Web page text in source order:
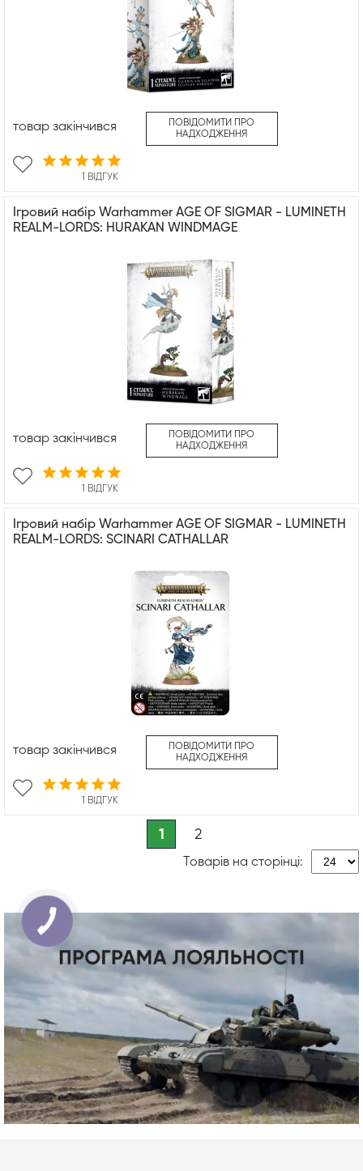
1 ВІДГУК
товар закінчився
ПОВІДОМИТИ ПРО
НАДХОДЖЕННЯ
Ігровий набір Warhammer AGE OF SIGMAR - LUMINETH
REALM-LORDS: HURAKAN WINDMAGE
1 ВІДГУК
товар закінчився
ПОВІДОМИТИ ПРО
НАДХОДЖЕННЯ
Ігровий набір Warhammer AGE OF SIGMAR - LUMINETH
REALM-LORDS: SCINARI CATHALLAR
1 ВІДГУК
товар закінчився
ПОВІДОМИТИ ПРО
НАДХОДЖЕННЯ
1 2
Товарів на сторінці: